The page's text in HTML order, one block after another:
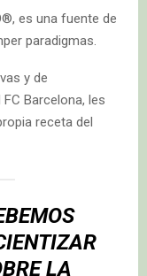
es una fuente de
paradigmas.
y de
Barcelona, les
receta del
LA